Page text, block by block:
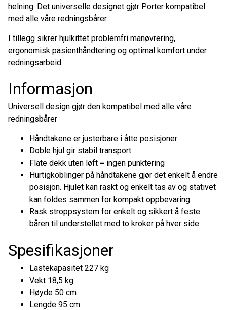
helning. Det universelle designet gjør Porter kompatibel
med alle våre redningsbårer.
I tillegg sikrer hjulkittet problemfri manøvrering,
ergonomisk pasienthåndtering og optimal komfort under
redningsarbeid.
Informasjon
Universell design gjør den kompatibel med alle våre
redningsbårer
Håndtakene er justerbare i åtte posisjoner
Doble hjul gir stabil transport
Flate dekk uten løft = ingen punktering
Hurtigkoblinger på håndtakene gjør det enkelt å endre
posisjon. Hjulet kan raskt og enkelt tas av og stativet
kan foldes sammen for kompakt oppbevaring
Rask stroppsystem for enkelt og sikkert å feste
båren til understellet med to kroker på hver side
Spesifikasjoner
Lastekapasitet 227 kg
Vekt 18,5 kg
Høyde 50 cm
Lengde 95 cm